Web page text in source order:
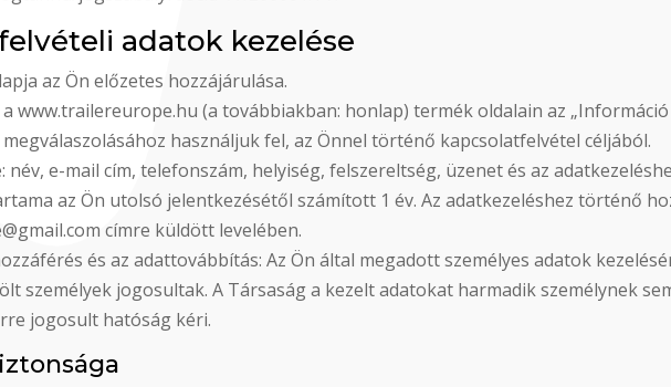
adatok kezelése
az Ön előzetes hozzájárulása.
a www.trailereurope.hu (a továbbiakban: honlap) termék oldalain az
használjuk fel, az Önnel történő kapcsolatfelvétel céljából.
név, e-mail cím, telefonszám, helyiség, felszereltség, üzenet és az
az Ön utolsó jelentkezésétől számított 1 év. Az adatkezeléshez történő
címre küldött levelében.
és az adattovábbítás: Az Ön által megadott személyes adatok
személyek jogosultak. A Társaság a kezelt adatokat harmadik személynek
jogosult hatóság kéri.